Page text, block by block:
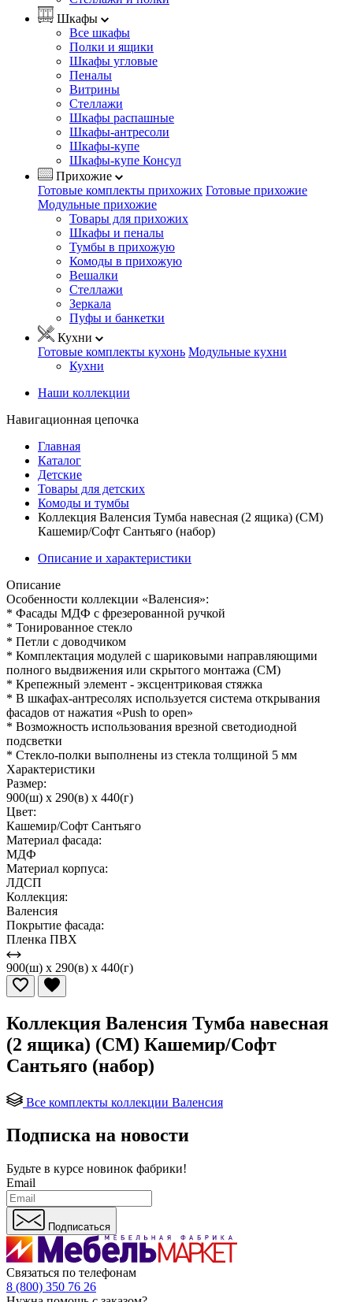
Шкафы
Все шкафы
Полки и ящики
Шкафы угловые
Пеналы
Витрины
Стеллажи
Шкафы распашные
Шкафы-антресоли
Шкафы-купе
Шкафы-купе Консул
Прихожие
Готовые комплекты прихожих Готовые прихожие
Модульные прихожие
Товары для прихожих
Шкафы и пеналы
Тумбы в прихожую
Комоды в прихожую
Вешалки
Стеллажи
Зеркала
Пуфы и банкетки
Кухни
Готовые комплекты кухонь Модульные кухни
Кухни
Наши коллекции
Навигационная цепочка
Главная
Каталог
Детские
Товары для детских
Комоды и тумбы
Коллекция Валенсия Тумба навесная (2 ящика) (СМ)
Кашемир/Софт Сантьяго (набор)
Описание и характеристики
Описание
Особенности коллекции «Валенсия»:
* Фасады МДФ с фрезерованной ручкой
* Тонированное стекло
* Петли с доводчиком
* Комплектация модулей с шариковыми направляющими
полного выдвижения или скрытого монтажа (СМ)
* Крепежный элемент - эксцентриковая стяжка
* В шкафах-антресолях используется система открывания
фасадов от нажатия «Push to open»
* Возможность использования врезной светодиодной
подсветки
* Стекло-полки выполнены из стекла толщиной 5 мм
Характеристики
Размер:
900(ш) x 290(в) x 440(г)
Цвет:
Кашемир/Софт Сантьяго
Материал фасада:
МДФ
Материал корпуса:
ЛДСП
Коллекция:
Валенсия
Покрытие фасада:
Пленка ПВХ
900(ш) x 290(в) x 440(г)
Коллекция Валенсия Тумба навесная
(2 ящика) (СМ) Кашемир/Софт
Сантьяго (набор)
Все комплекты коллекции Валенсия
Подписка на новости
Будьте в курсе новинок фабрики!
Email
Подписаться
Связаться по телефонам
8 (800) 350 76 26